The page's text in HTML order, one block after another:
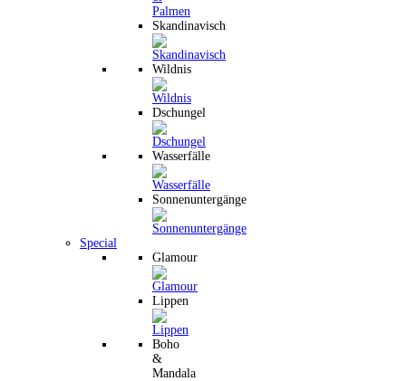
Skandinavisch
Wildnis
Dschungel
Wasserfälle
Sonnenuntergänge
Special
Glamour
Lippen
Boho
&
Mandala